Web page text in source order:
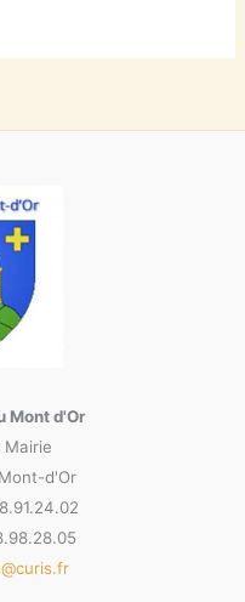
Mont d'Or
Mairie
d'Or